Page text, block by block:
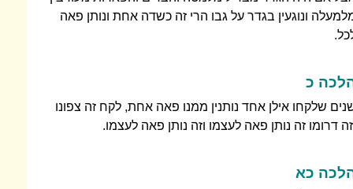
ונוגעין בגדר על גבו הרי זה כשדה אחת ונותן פאה
כ
שלקחו אילן אחד נותנין ממנו פאה אחת, לקח זה צפונו
דרומו זה נותן פאה לעצמו וזה נותן פאה לעצמו.
כא